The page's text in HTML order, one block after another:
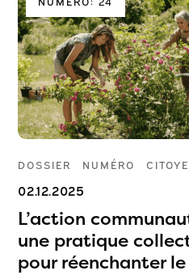
DOSSIER NUMÉRO
02.12.2025
L’action
une pratique
pour réenchanter